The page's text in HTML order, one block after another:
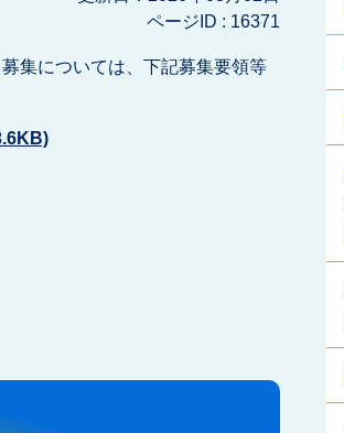
ページID : 16371
集については、下記募集要領等